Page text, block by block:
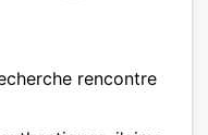
rencontre